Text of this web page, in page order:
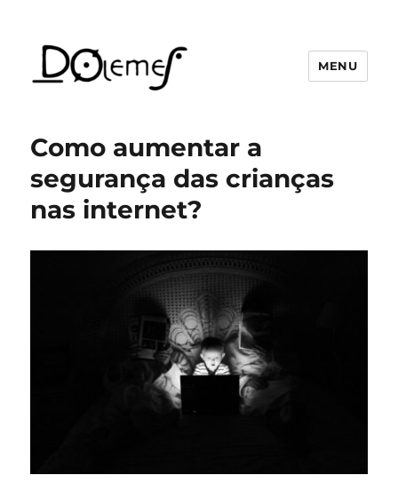
MENU
Como aumentar a
segurança das crianças
nas internet?